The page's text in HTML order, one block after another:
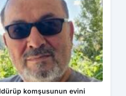
komşusunun evini